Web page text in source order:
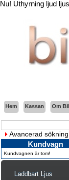
Nu! Uthyrning ljud
Hem Kassan Om
Avancerad sökning
Kundvagn
Kundvagnen är tom!
Laddbart Ljus